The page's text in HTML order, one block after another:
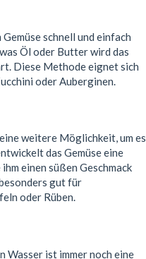
schnell und einfach
Öl oder Butter wird das
Diese Methode eignet sich
oder Auberginen.
weitere Möglichkeit, um es
das Gemüse eine
einen süßen Geschmack
gut für
oder Rüben.
Wasser ist immer noch eine